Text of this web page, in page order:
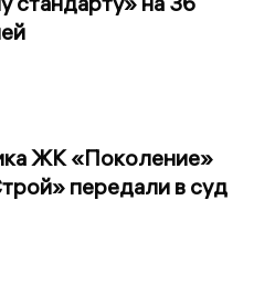
ЖК «Поколение»
передали в суд